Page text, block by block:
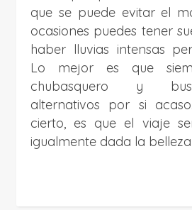
que se puede evitar el
ocasiones puedes tener
haber lluvias intensas
Lo mejor es que
chubasquero y
alternativos por si
cierto, es que el viaje
igualmente dada la